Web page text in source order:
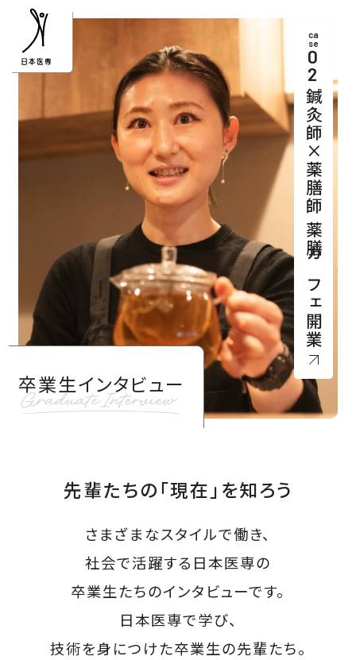
ca
se
0
2
鍼灸師×薬膳師 薬膳カフェ開業
卒業生インタビュー
先輩たちの「現在」を知ろう
さまざまなスタイルで働き、
社会で活躍する日本医専の
卒業生たちのインタビューです。
日本医専で学び、
技術を身につけた卒業生の先輩たち。